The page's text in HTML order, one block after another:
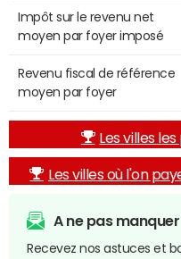
Impôt sur le revenu net
moyen par foyer imposé
Revenu fiscal de référence
moyen par foyer
Les villes
Les villes où l'on
A ne pas manquer
Recevez nos astuces et